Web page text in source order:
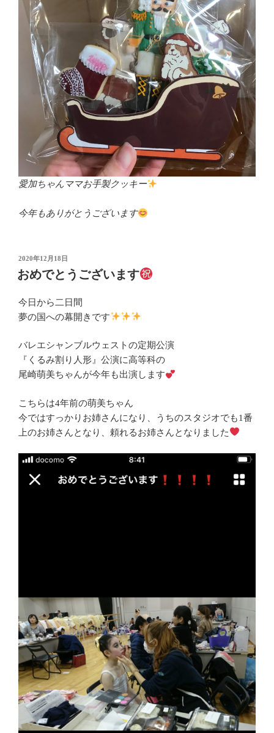
愛加ちゃんママお手製クッキー
今年もありがとうございます
投
稿
日:
2020年12月18日
おめでとうございます
今日から二日間
夢の国への幕開きです
バレエシャンブルウェストの定期公演
『くるみ割り人形』公演に高等科の
尾崎萌美ちゃんが今年も出演します
こちらは4年前の萌美ちゃん
今ではすっかりお姉さんになり、うちのスタジオでも1番
上のお姉さんとなり、頼れるお姉さんとなりました